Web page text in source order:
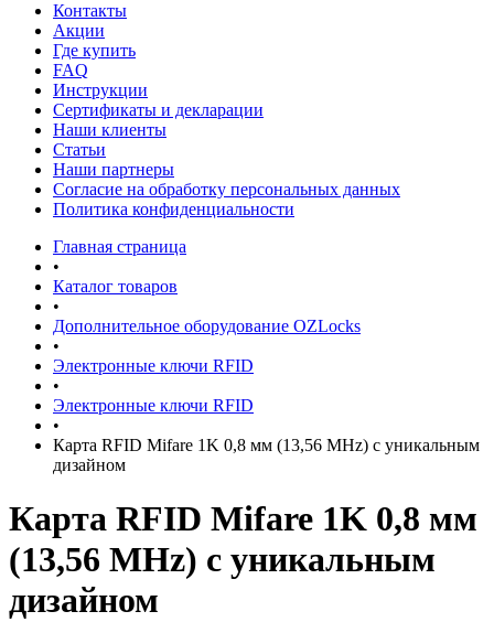
Контакты
Акции
Где купить
FAQ
Инструкции
Сертификаты и декларации
Наши клиенты
Статьи
Наши партнеры
Согласие на обработку персональных данных
Политика конфиденциальности
Главная страница
•
Каталог товаров
•
Дополнительное оборудование OZLocks
•
Электронные ключи RFID
•
Электронные ключи RFID
•
Карта RFID Mifare 1K 0,8 мм (13,56 MHz) с уникальным
дизайном
Карта RFID Mifare 1K 0,8 мм
(13,56 MHz) с уникальным
дизайном